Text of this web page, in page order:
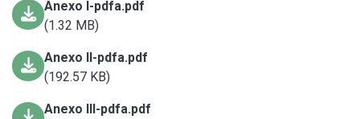
Anexo I-pdfa.pdf
(1.32 MB)
Anexo II-pdfa.pdf
(192.57 KB)
Anexo III-pdfa.pdf